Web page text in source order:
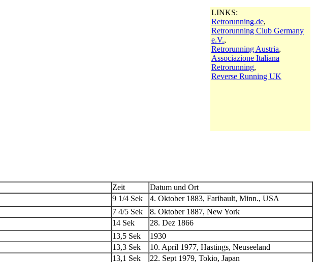
LINKS:
Retrorunning.de,
Retrorunning Club Germany
e.V.,
Retrorunning Austria,
Associazione Italiana
Retrorunning,
Reverse Running UK
Zeit
Datum und Ort
9 1/4 Sek
4. Oktober 1883, Faribault, Minn., USA
7 4/5 Sek
8. Oktober 1887, New York
14 Sek
28. Dez 1866
13,5 Sek
1930
13,3 Sek
10. April 1977, Hastings, Neuseeland
13,1 Sek
22. Sept 1979, Tokio, Japan